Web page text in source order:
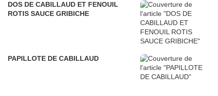
DOS DE CABILLAUD ET FENOUIL
ROTIS SAUCE GRIBICHE
PAPILLOTE DE CABILLAUD